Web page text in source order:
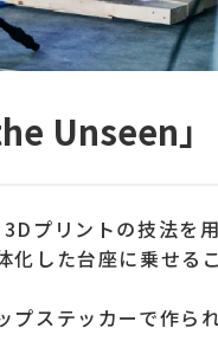
Unseen」
プリントの技法を用
した台座に乗せるこ
プステッカーで作ら